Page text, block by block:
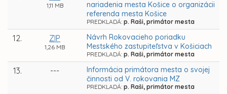
1,11 MB
nariadenia mesta Košice o organizácii
referenda mesta Košice
PREDKLADÁ: p. Raši, primátor mesta
12. ZIP
1,26 MB
Návrh Rokovacieho poriadku
Mestského zastupiteľstva v Košiciach
PREDKLADÁ: p. Raši, primátor mesta
13. ---
Informácia primátora mesta o svojej
činnosti od V. rokovania MZ
PREDKLADÁ: p. Raši, primátor mesta